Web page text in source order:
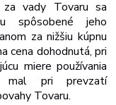
za vady Tovaru sa
spôsobené jeho
za nižšiu kúpnu
cena dohodnutá, pri
miere používania
mal pri prevzatí
Tovaru.